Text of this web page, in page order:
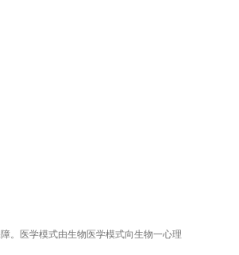
。医学模式由生物医学模式向生物一心理